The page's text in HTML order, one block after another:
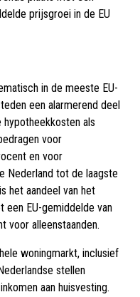
prijsgroei in de EU
in de meeste EU-
een alarmerend deel
hypotheekkosten als
voor
en voor
Nederland tot de laagste
het aandeel van het
een EU-gemiddelde van
voor alleenstaanden.
woningmarkt, inclusief
stellen
aan huisvesting.